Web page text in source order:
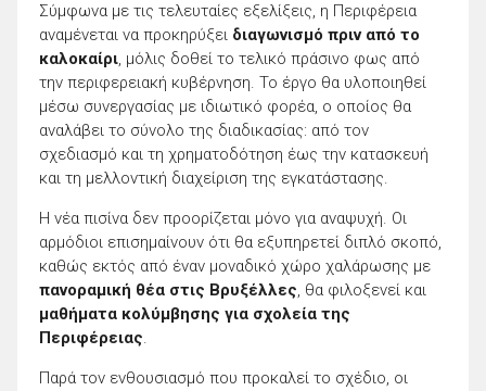
Σύμφωνα με τις τελευταίες εξελίξεις, η Περιφέρεια
αναμένεται να προκηρύξει διαγωνισμό πριν από το
καλοκαίρι, μόλις δοθεί το τελικό πράσινο φως από
την περιφερειακή κυβέρνηση. Το έργο θα υλοποιηθεί
μέσω συνεργασίας με ιδιωτικό φορέα, ο οποίος θα
αναλάβει το σύνολο της διαδικασίας: από τον
σχεδιασμό και τη χρηματοδότηση έως την κατασκευή
και τη μελλοντική διαχείριση της εγκατάστασης.
Η νέα πισίνα δεν προορίζεται μόνο για αναψυχή. Οι
αρμόδιοι επισημαίνουν ότι θα εξυπηρετεί διπλό σκοπό,
καθώς εκτός από έναν μοναδικό χώρο χαλάρωσης με
πανοραμική θέα στις Βρυξέλλες, θα φιλοξενεί και
μαθήματα κολύμβησης για σχολεία της
Περιφέρειας.
Παρά τον ενθουσιασμό που προκαλεί το σχέδιο, οι